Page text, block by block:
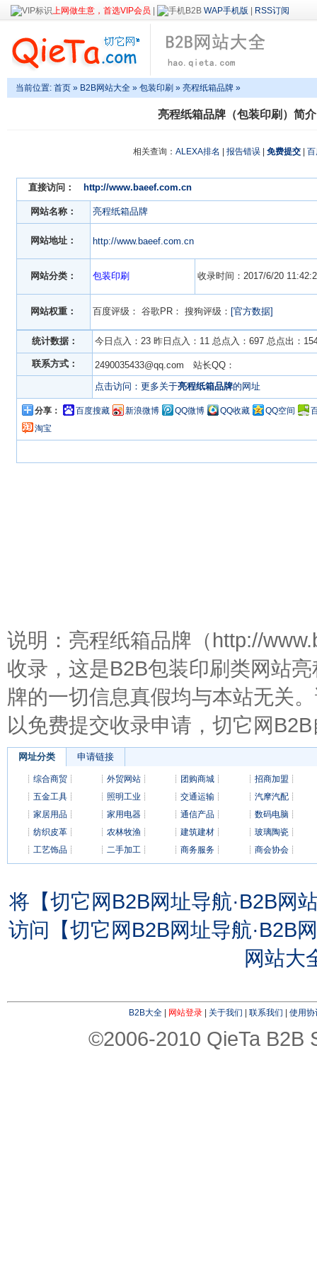
上网做生意，首选VIP会员 WAP手机版 RSS订阅
当前位置: 首页 » B2B网站大全 » 包装印刷 » 亮程纸箱品牌 »
亮程纸箱品牌（包装印刷）简介
相关查询： ALEXA排名 报告错误 免费提交
直接访问： http://www.baeef.com.cn
网站名称： 亮程纸箱品牌
网站地址： http://www.baeef.com.cn
网站分类： 包装印刷 收录时间：2017/6/20
网站权重： 百度评级： 谷歌PR： 搜狗评级： [官方数据]
统计数据： 今日点入：23 昨日点入：11 总点入：697 总点出：
联系方式：
2490035433@qq.com 站长QQ：
点击访问：更多关于亮程纸箱品牌的网址
分享： 百度搜藏 新浪微博 QQ微博 QQ收藏 QQ空间
淘宝
说明：亮程纸箱品牌（http://
收录，这是B2B包装印刷类网站
牌的一切信息真假均与本站无关
以免费提交收录申请，切它网
网址分类 申请链接
┊ 综合商贸 ┊ ┊ 外贸网站 ┊ ┊ 团购商城 ┊ ┊ 招商加盟 ┊
┊ 五金工具 ┊ ┊ 照明工业 ┊ ┊ 交通运输 ┊ ┊ 汽摩汽配┊
┊ 家居用品 ┊ ┊ 家用电器 ┊ ┊ 通信产品 ┊ ┊ 数码电脑 ┊
┊ 纺织皮革 ┊ ┊ 农林牧渔 ┊ ┊ 建筑建材 ┊ ┊ 玻璃陶瓷┊
┊ 工艺饰品 ┊ ┊ 二手加工 ┊ ┊ 商务服务 ┊ ┊ 商会协会┊
将【切它网B2B网址导航·B2B网
访问【切它网B2B网址导航·B2B
网站大
B2B大全| 网站登录| 关于我们 联系我们 使用协
©2006-2010 QieTa B2B